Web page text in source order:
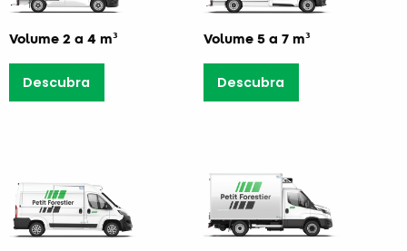
Volume 2 a 4 m³
Descubra
Volume 5 a 7 m³
Descubra